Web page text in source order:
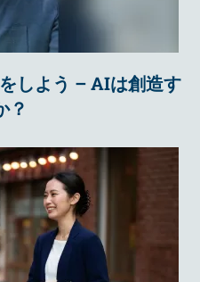
しよう – AIは創造す
？